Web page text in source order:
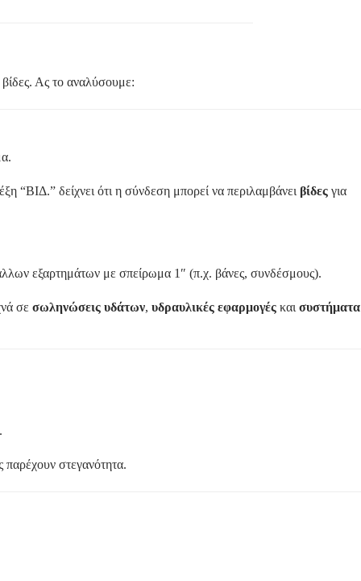
Ας το αναλύσουμε:
δείχνει ότι η σύνδεση μπορεί να περιλαμβάνει βίδες για
εξαρτημάτων με σπείρωμα 1″ (π.χ. βάνες, συνδέσμους).
σε σωληνώσεις υδάτων, υδραυλικές εφαρμογές και συστήματα
παρέχουν στεγανότητα.